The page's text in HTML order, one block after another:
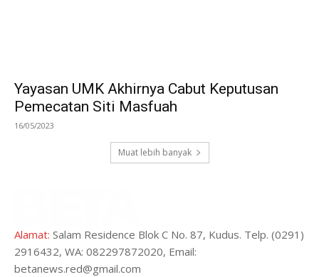
Yayasan UMK Akhirnya Cabut Keputusan
Pemecatan Siti Masfuah
16/05/2023
Muat lebih banyak
Alamat: Salam Residence Blok C No. 87, Kudus. Telp. (0291)
2916432, WA: 082297872020, Email:
betanews.red@gmail.com